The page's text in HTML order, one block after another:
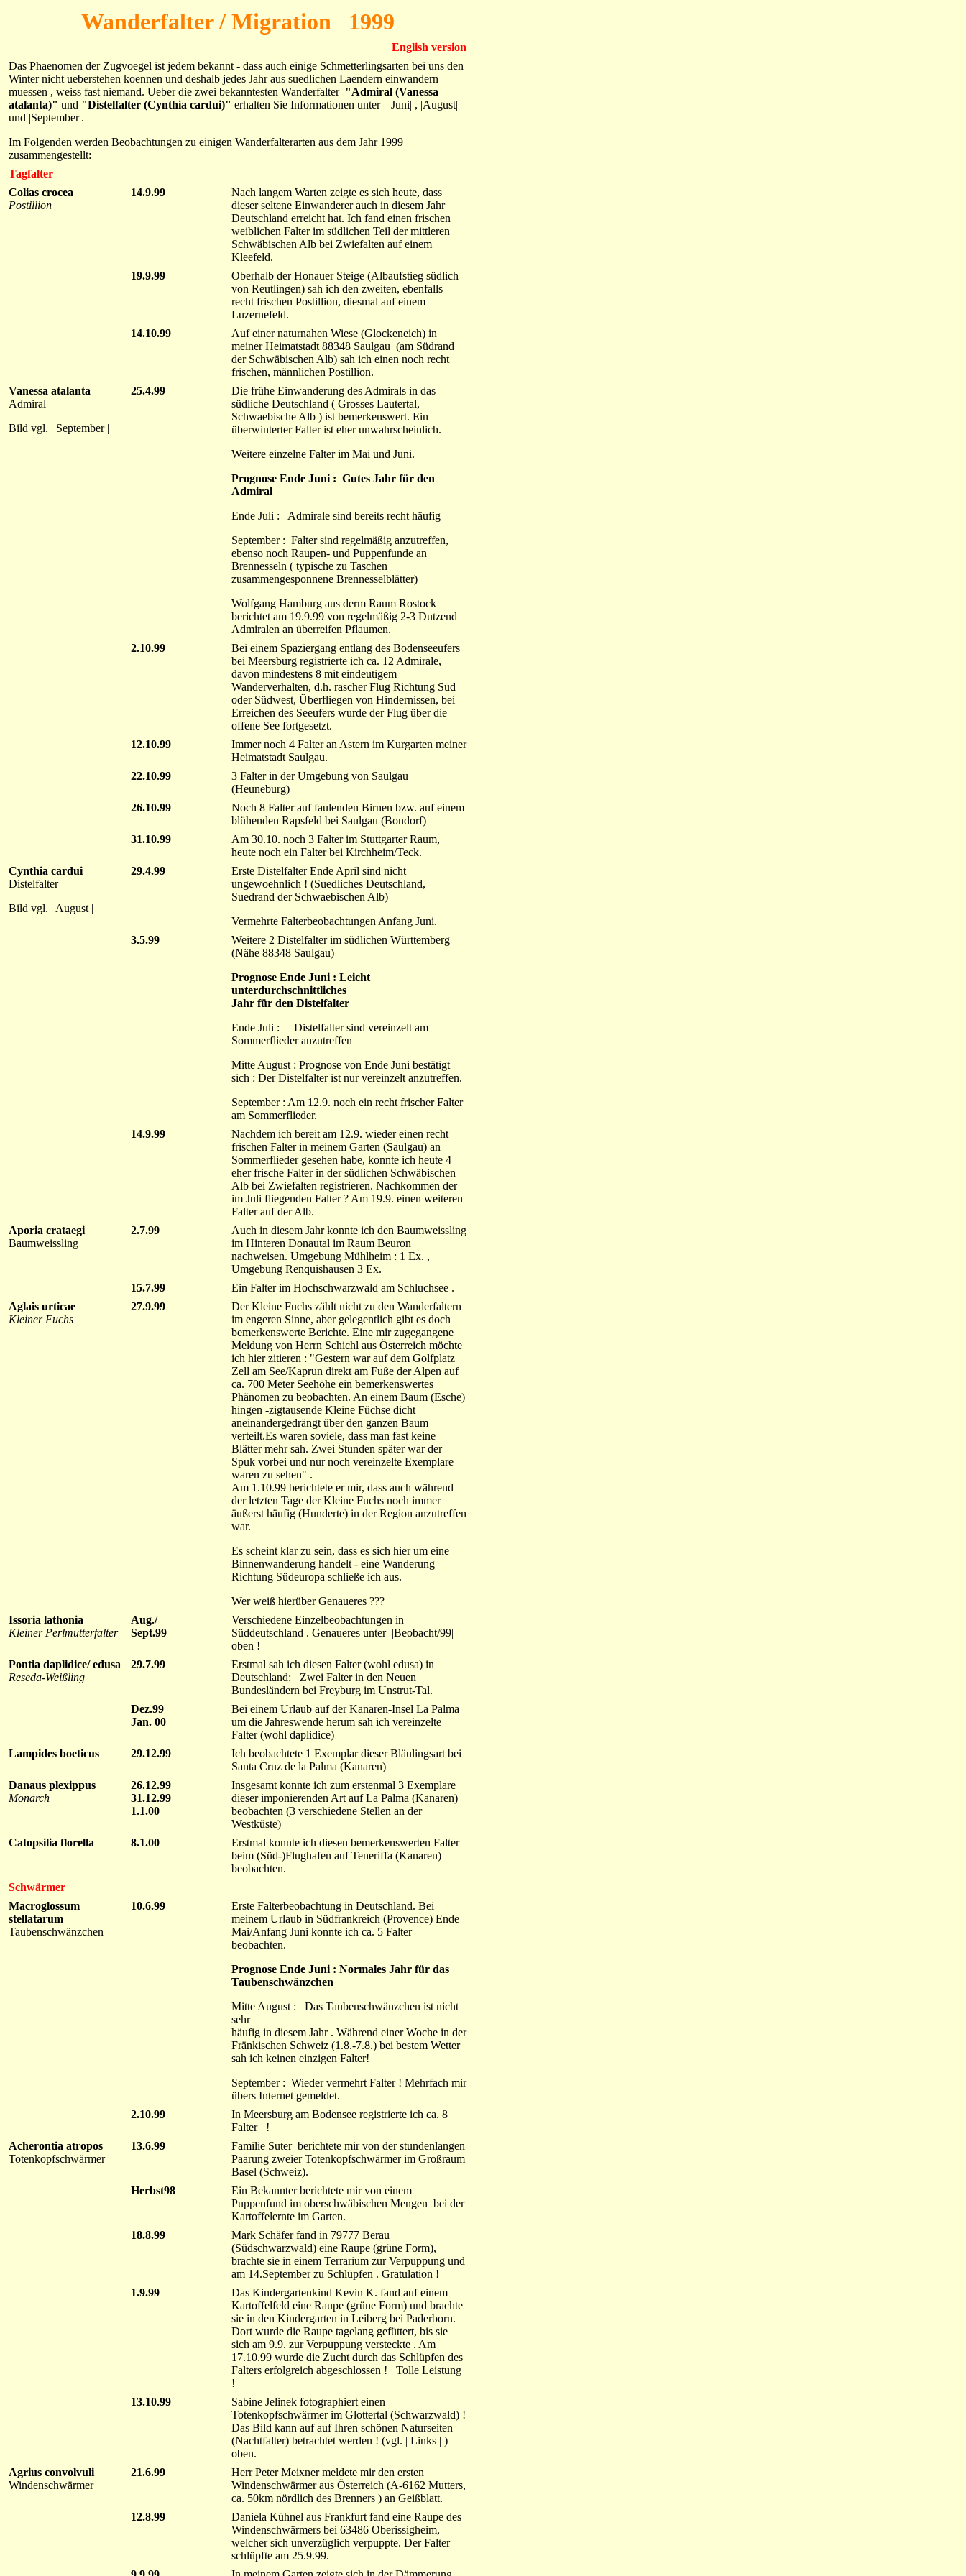
Wanderfalter / Migration 1999
English version
Das Phaenomen der Zugvoegel ist jedem bekannt - dass auch einige Schmetterlingsarten bei uns den
Winter nicht ueberstehen koennen und deshalb jedes Jahr aus suedlichen Laendern einwandern
muessen , weiss fast niemand. Ueber die zwei bekanntesten Wanderfalter "Admiral (Vanessa
atalanta)" und "Distelfalter (Cynthia cardui)" erhalten Sie Informationen unter |Juni| , |August|
und |September|.
Im Folgenden werden Beobachtungen zu einigen Wanderfalterarten aus dem Jahr 1999
zusammengestellt:
Tagfalter
Colias crocea
Postillion
14.9.99
Nach langem Warten zeigte es sich heute, dass
dieser seltene Einwanderer auch in diesem Jahr
Deutschland erreicht hat. Ich fand einen frischen
weiblichen Falter im südlichen Teil der mittleren
Schwäbischen Alb bei Zwiefalten auf einem
Kleefeld.
19.9.99
Oberhalb der Honauer Steige (Albaufstieg südlich
von Reutlingen) sah ich den zweiten, ebenfalls
recht frischen Postillion, diesmal auf einem
Luzernefeld.
14.10.99
Auf einer naturnahen Wiese (Glockeneich) in
meiner Heimatstadt 88348 Saulgau (am Südrand
der Schwäbischen Alb) sah ich einen noch recht
frischen, männlichen Postillion.
Vanessa atalanta
Admiral
Bild vgl. | September |
25.4.99
Die frühe Einwanderung des Admirals in das
südliche Deutschland ( Grosses Lautertal,
Schwaebische Alb ) ist bemerkenswert. Ein
überwinterter Falter ist eher unwahrscheinlich.
Weitere einzelne Falter im Mai und Juni.
Prognose Ende Juni : Gutes Jahr für den
Admiral
Ende Juli : Admirale sind bereits recht häufig
September : Falter sind regelmäßig anzutreffen,
ebenso noch Raupen- und Puppenfunde an
Brennesseln ( typische zu Taschen
zusammengesponnene Brennesselblätter)
Wolfgang Hamburg aus derm Raum Rostock
berichtet am 19.9.99 von regelmäßig 2-3 Dutzend
Admiralen an überreifen Pflaumen.
2.10.99
Bei einem Spaziergang entlang des Bodenseeufers
bei Meersburg registrierte ich ca. 12 Admirale,
davon mindestens 8 mit eindeutigem
Wanderverhalten, d.h. rascher Flug Richtung Süd
oder Südwest, Überfliegen von Hindernissen, bei
Erreichen des Seeufers wurde der Flug über die
offene See fortgesetzt.
12.10.99
Immer noch 4 Falter an Astern im Kurgarten meiner
Heimatstadt Saulgau.
22.10.99
3 Falter in der Umgebung von Saulgau
(Heuneburg)
26.10.99
Noch 8 Falter auf faulenden Birnen bzw. auf einem
blühenden Rapsfeld bei Saulgau (Bondorf)
31.10.99
Am 30.10. noch 3 Falter im Stuttgarter Raum,
heute noch ein Falter bei Kirchheim/Teck.
Cynthia cardui
Distelfalter
Bild vgl. | August |
29.4.99
Erste Distelfalter Ende April sind nicht
ungewoehnlich ! (Suedliches Deutschland,
Suedrand der Schwaebischen Alb)
Vermehrte Falterbeobachtungen Anfang Juni.
3.5.99
Weitere 2 Distelfalter im südlichen Württemberg
(Nähe 88348 Saulgau)
Prognose Ende Juni : Leicht
unterdurchschnittliches
Jahr für den Distelfalter
Ende Juli : Distelfalter sind vereinzelt am
Sommerflieder anzutreffen
Mitte August : Prognose von Ende Juni bestätigt
sich : Der Distelfalter ist nur vereinzelt anzutreffen.
September : Am 12.9. noch ein recht frischer Falter
am Sommerflieder.
14.9.99
Nachdem ich bereit am 12.9. wieder einen recht
frischen Falter in meinem Garten (Saulgau) an
Sommerflieder gesehen habe, konnte ich heute 4
eher frische Falter in der südlichen Schwäbischen
Alb bei Zwiefalten registrieren. Nachkommen der
im Juli fliegenden Falter ? Am 19.9. einen weiteren
Falter auf der Alb.
Aporia crataegi
Baumweissling
2.7.99
Auch in diesem Jahr konnte ich den Baumweissling
im Hinteren Donautal im Raum Beuron
nachweisen. Umgebung Mühlheim : 1 Ex. ,
Umgebung Renquishausen 3 Ex.
15.7.99
Ein Falter im Hochschwarzwald am Schluchsee .
Aglais urticae
Kleiner Fuchs
27.9.99
Der Kleine Fuchs zählt nicht zu den Wanderfaltern
im engeren Sinne, aber gelegentlich gibt es doch
bemerkenswerte Berichte. Eine mir zugegangene
Meldung von Herrn Schichl aus Österreich möchte
ich hier zitieren : "Gestern war auf dem Golfplatz
Zell am See/Kaprun direkt am Fuße der Alpen auf
ca. 700 Meter Seehöhe ein bemerkenswertes
Phänomen zu beobachten. An einem Baum (Esche)
hingen -zigtausende Kleine Füchse dicht
aneinandergedrängt über den ganzen Baum
verteilt.Es waren soviele, dass man fast keine
Blätter mehr sah. Zwei Stunden später war der
Spuk vorbei und nur noch vereinzelte Exemplare
waren zu sehen" .
Am 1.10.99 berichtete er mir, dass auch während
der letzten Tage der Kleine Fuchs noch immer
äußerst häufig (Hunderte) in der Region anzutreffen
war.
Es scheint klar zu sein, dass es sich hier um eine
Binnenwanderung handelt - eine Wanderung
Richtung Südeuropa schließe ich aus.
Wer weiß hierüber Genaueres ???
Issoria lathonia
Kleiner Perlmutterfalter
Aug./
Sept.99
Verschiedene Einzelbeobachtungen in
Süddeutschland . Genaueres unter |Beobacht/99|
oben !
Pontia daplidice/ edusa
Reseda-Weißling
29.7.99
Erstmal sah ich diesen Falter (wohl edusa) in
Deutschland: Zwei Falter in den Neuen
Bundesländern bei Freyburg im Unstrut-Tal.
Dez.99
Jan. 00
Bei einem Urlaub auf der Kanaren-Insel La Palma
um die Jahreswende herum sah ich vereinzelte
Falter (wohl daplidice)
Lampides boeticus
29.12.99
Ich beobachtete 1 Exemplar dieser Bläulingsart bei
Santa Cruz de la Palma (Kanaren)
Danaus plexippus
Monarch
26.12.99
31.12.99
1.1.00
Insgesamt konnte ich zum erstenmal 3 Exemplare
dieser imponierenden Art auf La Palma (Kanaren)
beobachten (3 verschiedene Stellen an der
Westküste)
Catopsilia florella
8.1.00
Erstmal konnte ich diesen bemerkenswerten Falter
beim (Süd-)Flughafen auf Teneriffa (Kanaren)
beobachten.
Schwärmer
Macroglossum
stellatarum
Taubenschwänzchen
10.6.99
Erste Falterbeobachtung in Deutschland. Bei
meinem Urlaub in Südfrankreich (Provence) Ende
Mai/Anfang Juni konnte ich ca. 5 Falter
beobachten.
Prognose Ende Juni : Normales Jahr für das
Taubenschwänzchen
Mitte August : Das Taubenschwänzchen ist nicht
sehr
häufig in diesem Jahr . Während einer Woche in der
Fränkischen Schweiz (1.8.-7.8.) bei bestem Wetter
sah ich keinen einzigen Falter!
September : Wieder vermehrt Falter ! Mehrfach mir
übers Internet gemeldet.
2.10.99
In Meersburg am Bodensee registrierte ich ca. 8
Falter !
Acherontia atropos
Totenkopfschwärmer
13.6.99
Familie Suter berichtete mir von der stundenlangen
Paarung zweier Totenkopfschwärmer im Großraum
Basel (Schweiz).
Herbst98
Ein Bekannter berichtete mir von einem
Puppenfund im oberschwäbischen Mengen bei der
Kartoffelernte im Garten.
18.8.99
Mark Schäfer fand in 79777 Berau
(Südschwarzwald) eine Raupe (grüne Form),
brachte sie in einem Terrarium zur Verpuppung und
am 14.September zu Schlüpfen . Gratulation !
1.9.99
Das Kindergartenkind Kevin K. fand auf einem
Kartoffelfeld eine Raupe (grüne Form) und brachte
sie in den Kindergarten in Leiberg bei Paderborn.
Dort wurde die Raupe tagelang gefüttert, bis sie
sich am 9.9. zur Verpuppung versteckte . Am
17.10.99 wurde die Zucht durch das Schlüpfen des
Falters erfolgreich abgeschlossen ! Tolle Leistung
!
13.10.99
Sabine Jelinek fotographiert einen
Totenkopfschwärmer im Glottertal (Schwarzwald) !
Das Bild kann auf auf Ihren schönen Naturseiten
(Nachtfalter) betrachtet werden ! (vgl. | Links | )
oben.
Agrius convolvuli
Windenschwärmer
21.6.99
Herr Peter Meixner meldete mir den ersten
Windenschwärmer aus Österreich (A-6162 Mutters,
ca. 50km nördlich des Brenners ) an Geißblatt.
12.8.99
Daniela Kühnel aus Frankfurt fand eine Raupe des
Windenschwärmers bei 63486 Oberissigheim,
welcher sich unverzüglich verpuppte. Der Falter
schlüpfte am 25.9.99.